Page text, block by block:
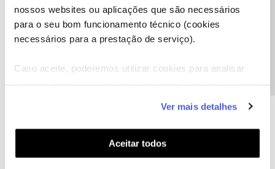
nossos websites ou aplicações que são necessários
para o seu bom funcionamento técnico (cookies
necessários para a prestação de serviço).
Caso aceite, poderemos utilizar cookies para analisar
funcionalidades (cookies de personalização e
funcionalidade) e adaptar anúncios aos seus interesses
(cookies de publicidade personalizada). Pode gerir a
utilização dos cookies clicando em "Configurar
Ver mais detalhes
Aceitar todos
Obrigado
Resposta” nas soluções mais úteis. Siga o perfil para acompanhar